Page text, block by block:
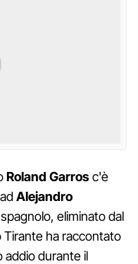
Roland Garrosc'è
Alejandro
eliminato dal
ha raccontato
durante il